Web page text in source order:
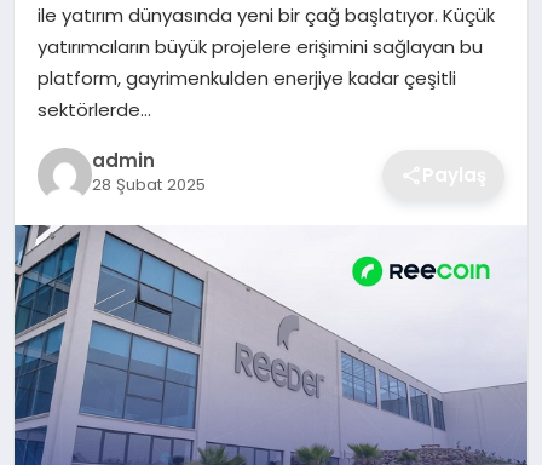
OTOMOBIL
TEKNOLOJI
ile yatırım dünyasında yeni bir çağ başlatıyor. Küçük
yatırımcıların büyük projelere erişimini sağlayan bu
platform, gayrimenkulden enerjiye kadar çeşitli
sektörlerde…
admin
28 Şubat 2025